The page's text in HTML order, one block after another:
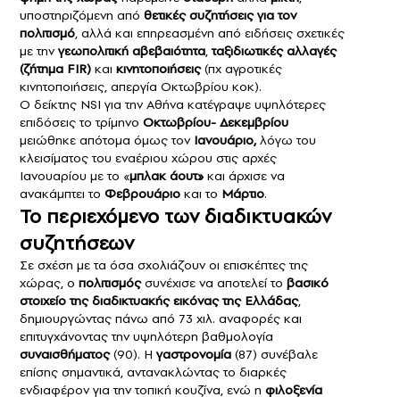
υποστηριζόμενη από θετικές συζητήσεις για τον
πολιτισμό, αλλά και επηρεασμένη από ειδήσεις σχετικές
με τηνγεωπολιτική αβεβαιότητα,ταξιδιωτικές αλλαγές
(ζήτημα FIR) και κινητοποιήσεις(πχ αγροτικές
κινητοποιήσεις, απεργία Οκτωβρίου κοκ).
Ο δείκτης NSI για την Αθήνα κατέγραψε υψηλότερες
επιδόσεις το τρίμηνο Οκτωβρίου- Δεκεμβρίου
μειώθηκε απότομα όμως τον Ιανουάριο,λόγω του
κλεισίματος του εναέριου χώρου στις αρχές
Ιανουαρίου με το «μπλακ άουτ» και άρχισε να
ανακάμπτει το Φεβρουάριο και το Μάρτιο.
Το περιεχόμενο των διαδικτυακών
συζητήσεων
Σε σχέση με τα όσα σχολιάζουν οι επισκέπτες της
χώρας, ο πολιτισμόςσυνέχισε να αποτελεί το βασικό
στοιχείο της διαδικτυακής εικόνας της Ελλάδας,
δημιουργώντας πάνω από 73 χιλ. αναφορές και
επιτυγχάνοντας την υψηλότερη βαθμολογία
συναισθήματος(90). Η γαστρονομία (87) συνέβαλε
επίσης σημαντικά, αντανακλώντας το διαρκές
ενδιαφέρον για την τοπική κουζίνα, ενώ η φιλοξενία